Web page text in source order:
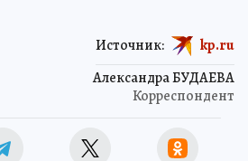
Александра БУДАЕВА
Корреспондент
Источник: kp.ru